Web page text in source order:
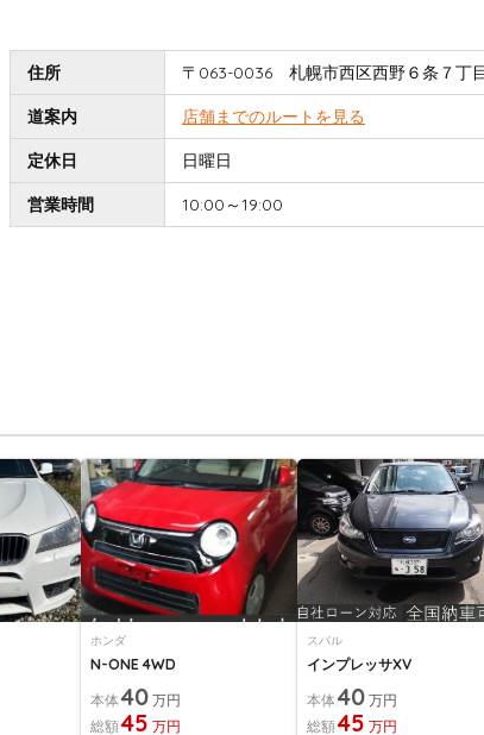
住所 〒063-0036 札幌市西区西野６条７丁
道案内 店舗までのルートを見る
定休日 日曜日
営業時間 10:00～19:00
ホンダ
N-ONE 4WD
本体 40 万円
総額45 万円
スバル
インプレッサXV
本体 40 万円
総額45 万円